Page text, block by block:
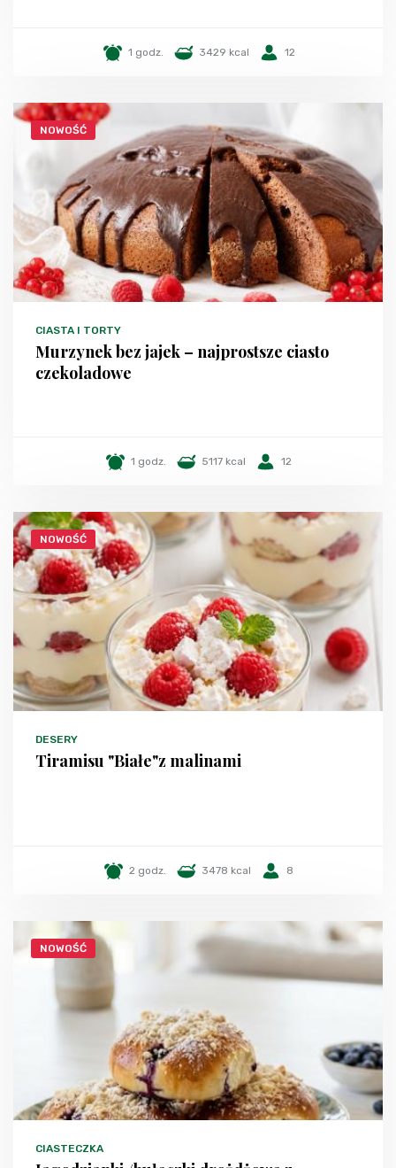
1 godz. 3429 kcal 12
NOWOŚĆ
CIASTA I TORTY
Murzynek bez jajek – najprostsze ciasto
czekoladowe
1 godz. 5117 kcal 12
NOWOŚĆ
DESERY
Tiramisu "Białe"z malinami
2 godz. 3478 kcal 8
NOWOŚĆ
CIASTECZKA